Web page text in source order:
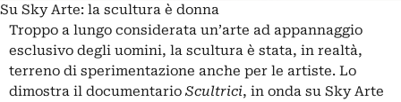
Su Sky Arte: la scultura è donna
Troppo a lungo considerata un’arte ad appannaggio
esclusivo degli uomini, la scultura è stata, in realtà,
terreno di sperimentazione anche per le artiste. Lo
dimostra il documentario Scultrici, in onda su Sky Arte